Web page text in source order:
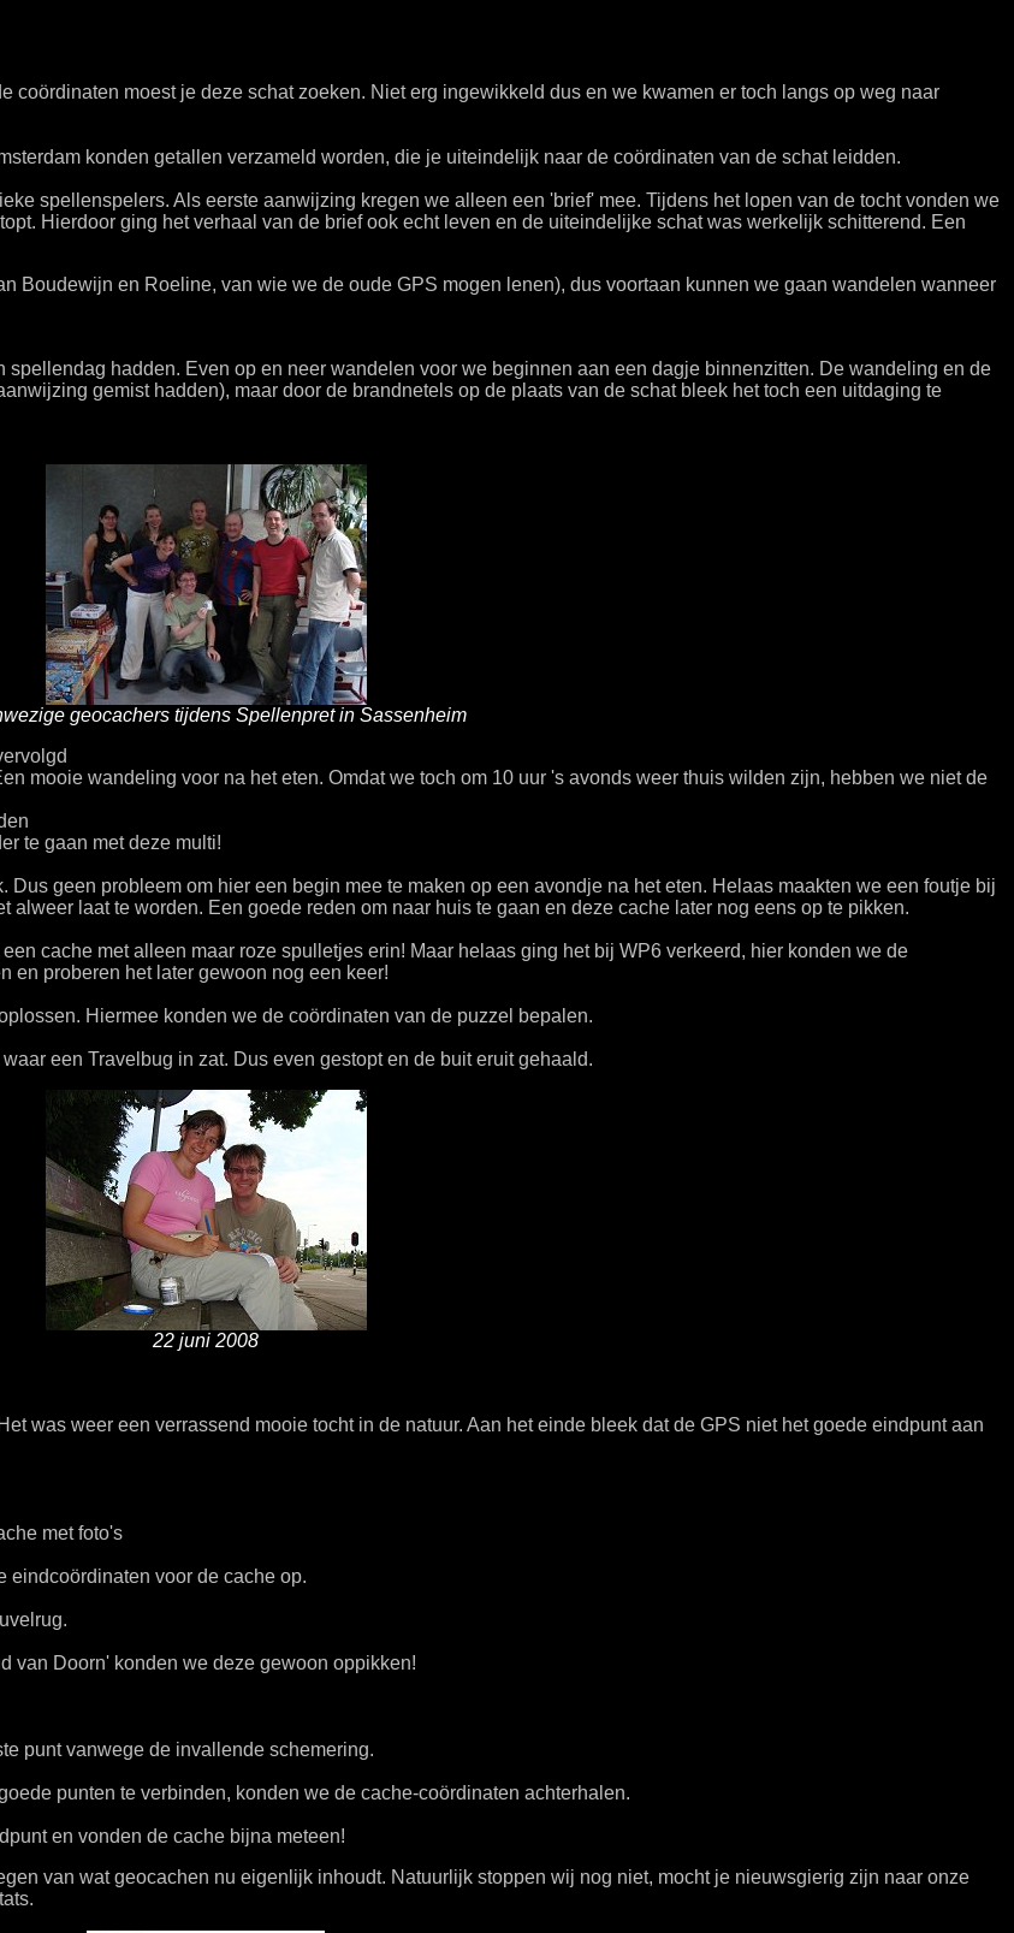
coördinaten moest je deze schat zoeken. Niet erg ingewikkeld dus en we kwamen er toch langs op weg naar
konden getallen verzameld worden, die je uiteindelijk naar de coördinaten van de schat leidden.
spellenspelers. Als eerste aanwijzing kregen we alleen een 'brief' mee. Tijdens het lopen van de tocht vonden we
Hierdoor ging het verhaal van de brief ook echt leven en de uiteindelijke schat was werkelijk schitterend. Een
Boudewijn en Roeline, van wie we de oude GPS mogen lenen), dus voortaan kunnen we gaan wandelen wanneer
hadden. Even op en neer wandelen voor we beginnen aan een dagje binnenzitten. De wandeling en de
gemist hadden), maar door de brandnetels op de plaats van de schat bleek het toch een uitdaging te
geocachers tijdens Spellenpret in Sassenheim
mooie wandeling voor na het eten. Omdat we toch om 10 uur 's avonds weer thuis wilden zijn, hebben we niet de
te gaan met deze multi!
geen probleem om hier een begin mee te maken op een avondje na het eten. Helaas maakten we een foutje bij
laat te worden. Een goede reden om naar huis te gaan en deze cache later nog eens op te pikken.
cache met alleen maar roze spulletjes erin! Maar helaas ging het bij WP6 verkeerd, hier konden we de
en proberen het later gewoon nog een keer!
Hiermee konden we de coördinaten van de puzzel bepalen.
een Travelbug in zat. Dus even gestopt en de buit eruit gehaald.
22 juni 2008
was weer een verrassend mooie tocht in de natuur. Aan het einde bleek dat de GPS niet het goede eindpunt aan
met foto's
eindcoördinaten voor de cache op.
van Doorn' konden we deze gewoon oppikken!
punt vanwege de invallende schemering.
punten te verbinden, konden we de cache-coördinaten achterhalen.
en vonden de cache bijna meteen!
van wat geocachen nu eigenlijk inhoudt. Natuurlijk stoppen wij nog niet, mocht je nieuwsgierig zijn naar onze